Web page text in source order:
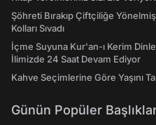
Şöhreti Bırakıp Çiftçiliğe
Kolları Sıvadı
İçme Suyuna Kur'an-ı Kerim
İlimizde 24 Saat Devam Ediyor
Kahve Seçimlerine Göre Yaşını
Günün Popüler